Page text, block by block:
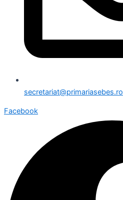
secretariat@primariasebes.ro
Facebook